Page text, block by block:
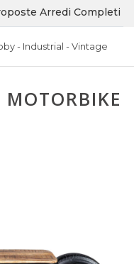
Arredi Completi
- Industrial - Vintage